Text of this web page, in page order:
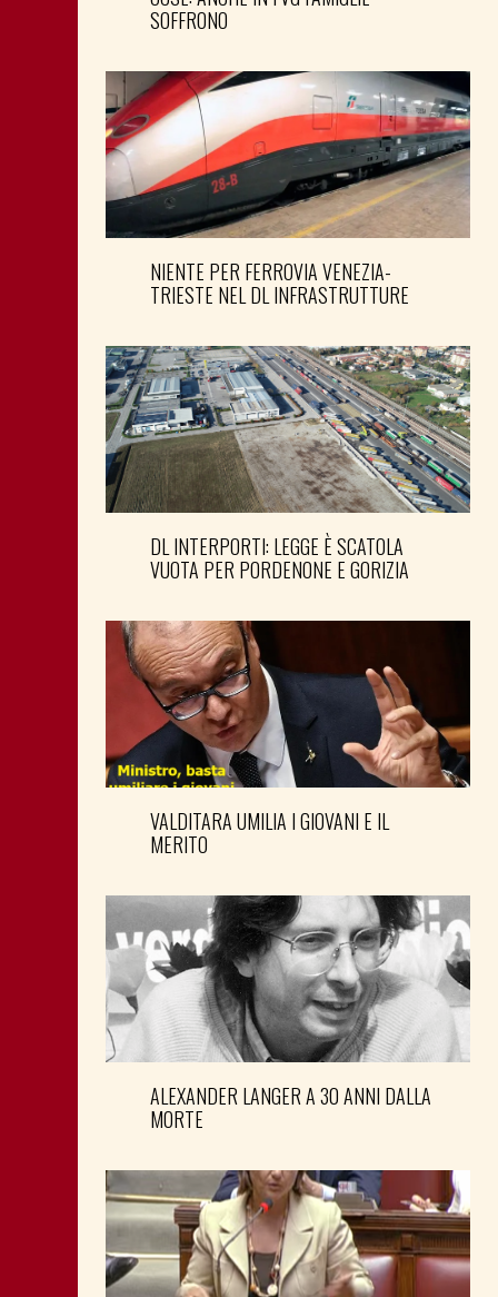
SOFFRONO
NIENTE PER FERROVIA VENEZIA-
TRIESTE NEL DL INFRASTRUTTURE
DL INTERPORTI: LEGGE È SCATOLA
VUOTA PER PORDENONE E GORIZIA
VALDITARA UMILIA I GIOVANI E IL
MERITO
ALEXANDER LANGER A 30 ANNI DALLA
MORTE